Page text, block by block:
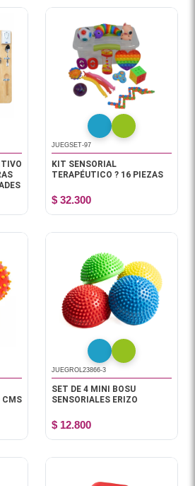
JUEGSET-97
KIT SENSORIAL
TERAPÉUTICO ? 16 PIEZAS
$ 32.300
CMS
JUEGROL23866-3
SET DE 4 MINI BOSU
SENSORIALES ERIZO
$ 12.800